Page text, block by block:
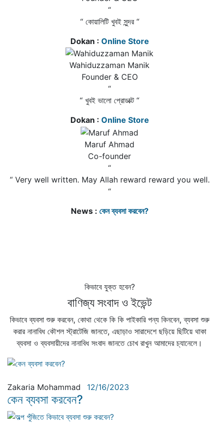
“
“ কোয়ালিটি খুবই সুন্দর “
Dokan : Online Store
Wahiduzzaman Manik
Founder & CEO
“
“ খুবই ভালো প্রোডাক্ট “
Dokan : Online Store
Maruf Ahmad
Co-founder
“
“ Very well written. May Allah reward reward you well.
“
News : কেন ব্যবসা করবেন?
কিভাবে যুক্ত হবেন?
বাণিজ্য সংবাদ ও ইভেন্ট
কিভাবে ব্যবসা শুরু করবেন, কোথা থেকে কি কি পাইকারি পন্য কিনবেন, ব্যবসা শুরু
করার নানাবিধ কৌশল স্ট্রাটেজি জানতে, এছাড়াও সারাদেশে ছড়িয়ে ছিটিয়ে থাকা
ব্যবসা ও ব্যবসায়ীদের নানাবিধ সংবাদ জানতে চোখ রাখুন আমাদের চ্যানেলে।
Zakaria Mohammad
12/16/2023
কেন ব্যবসা করবেন?